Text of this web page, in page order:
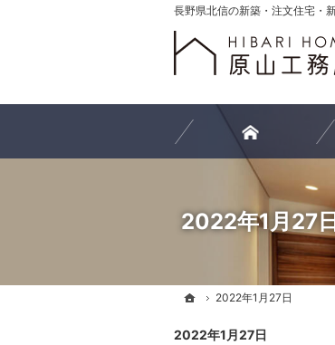
2022年1月27日
ホーム
2022年1月27日
2022年1月27日
ホーム
2022年1月27日